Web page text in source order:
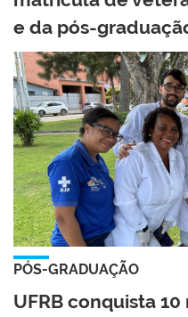
e da pós-
PÓS-GRADUAÇÃO
UFRB conquista